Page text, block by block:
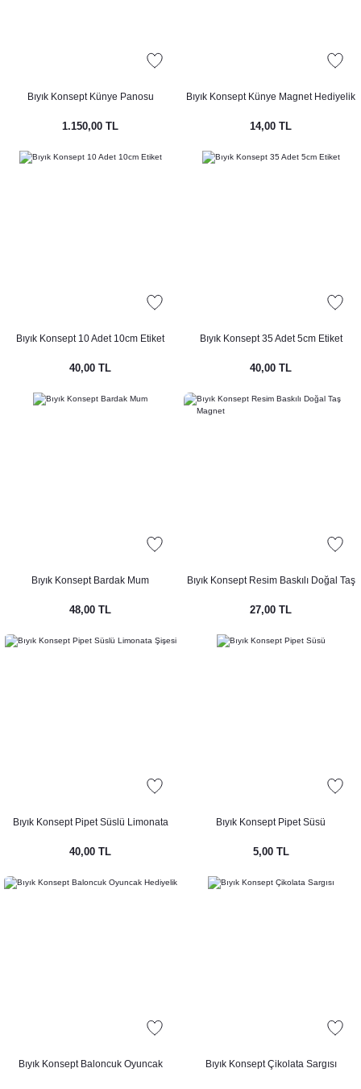
Bıyık Konsept Künye Panosu
1.150,00 TL
Bıyık Konsept Künye Magnet Hediyelik
14,00 TL
Bıyık Konsept 10 Adet 10cm Etiket
40,00 TL
Bıyık Konsept 35 Adet 5cm Etiket
40,00 TL
Bıyık Konsept Bardak Mum
48,00 TL
Bıyık Konsept Resim Baskılı Doğal Taş
27,00 TL
Bıyık Konsept Pipet Süslü Limonata
40,00 TL
Bıyık Konsept Pipet Süsü
5,00 TL
Bıyık Konsept Baloncuk Oyuncak
Bıyık Konsept Çikolata Sargısı